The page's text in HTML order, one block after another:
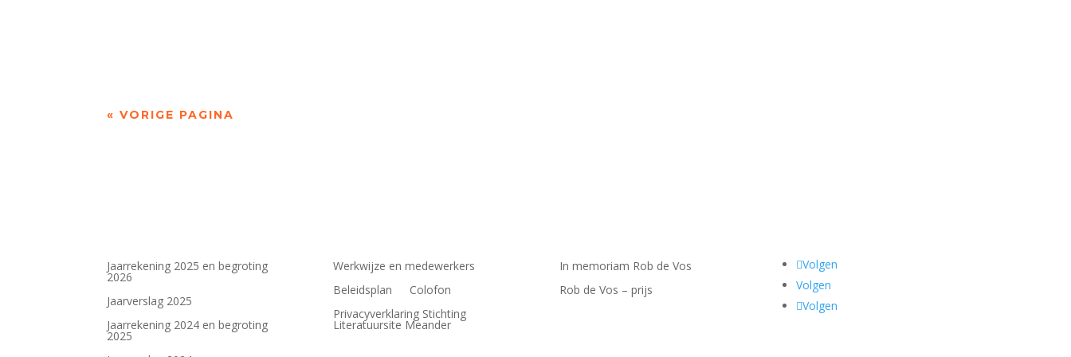
« VORIGE PAGINA
Jaarrekening 2025 en begroting
2026
Jaarverslag 2025
Jaarrekening 2024 en begroting
2025
Werkwijze en medewerkers
Beleidsplan
Colofon
Privacyverklaring Stichting
Literatuursite Meander
In memoriam Rob de Vos
Rob de Vos – prijs
Volgen
Volgen
Volgen